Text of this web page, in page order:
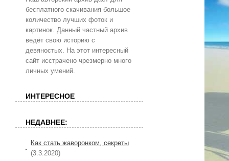
бесплатного скачивания большое
количество лучших фоток и
картинок. Данный частный архив
ведёт свою историю с
девяностых. На этот интересный
сайт исстрачено чрезмерно много
личных умений.
ИНТЕРЕСНОЕ
НЕДАВНЕЕ:
Как стать жаворонком, секреты
(3.3.2020)